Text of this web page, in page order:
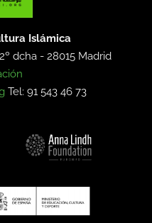
Islámica
dcha -28015 Madrid
Tel: 91 543 46 73